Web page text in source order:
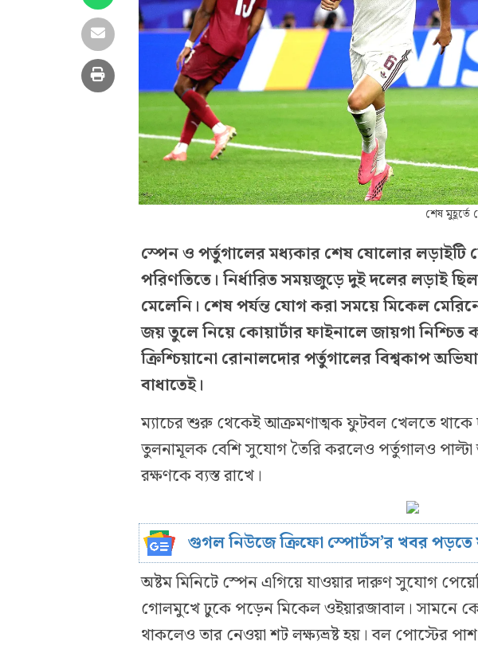
শেষ মুহূর্তে
স্পেন ও পর্তুগালের মধ্যকার শেষ ষোলোর লড়াইটি
পরিণতিতে। নির্ধারিত সময়জুড়ে দুই দলের লড়াই
মেলেনি। শেষ পর্যন্ত যোগ করা সময়ে মিকেল
জয় তুলে নিয়ে কোয়ার্টার ফাইনালে জায়গা
ক্রিশ্চিয়ানো রোনালদোর পর্তুগালের বিশ্বকাপ
বাধাতেই।
ম্যাচের শুরু থেকেই আক্রমণাত্মক ফুটবল খেলতে থাকে
তুলনামূলক বেশি সুযোগ তৈরি করলেও পর্তুগালও
রক্ষণকে ব্যস্ত রাখে।
গুগল নিউজে ক্রিফো স্পোর্টস’র খবর
অষ্টম মিনিটে স্পেন এগিয়ে যাওয়ার দারুণ সুযোগ
গোলমুখে ঢুকে পড়েন মিকেল ওইয়ারজাবাল। সামনে
থাকলেও তার নেওয়া শট লক্ষ্যভ্রষ্ট হয়। বল পোস্টের